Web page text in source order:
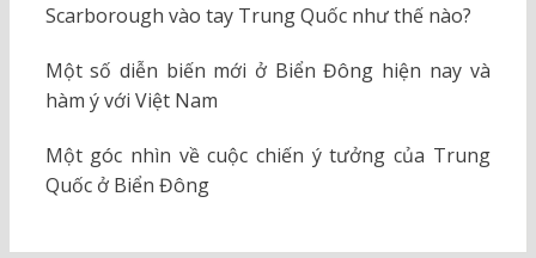
Scarborough vào tay Trung Quốc như thế nào?
Một số diễn biến mới ở Biển Đông hiện nay và
hàm ý với Việt Nam
Một góc nhìn về cuộc chiến ý tưởng của Trung
Quốc ở Biển Đông